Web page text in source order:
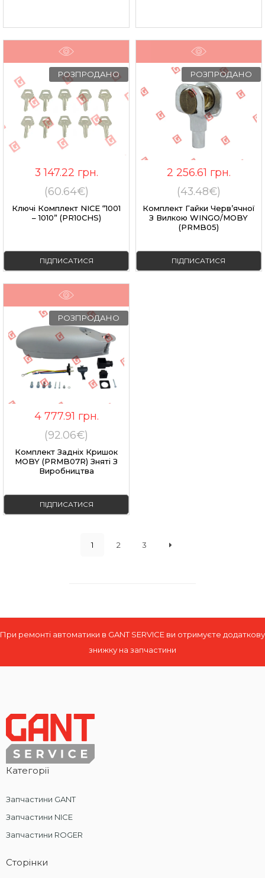
РОЗПРОДАНО
3 147.22 грн.
(60.64€)
Ключі Комплект NICE “1001
– 1010” (PR10CHS)
ПІДПИСАТИСЯ
РОЗПРОДАНО
2 256.61 грн.
(43.48€)
Комплект Гайки Черв’ячної
З Вилкою WINGO/MOBY
(PRMB05)
ПІДПИСАТИСЯ
РОЗПРОДАНО
4 777.91 грн.
(92.06€)
Комплект Задніх Кришок
MOBY (PRMB07R) Зняті З
Виробництва
ПІДПИСАТИСЯ
1 2 3
При ремонті автоматики в GANT SERVICE ви отримуєте додаткову
знижку на запчастини
Категорії
Запчастини GANT
Запчастини NICE
Запчастини ROGER
Сторінки